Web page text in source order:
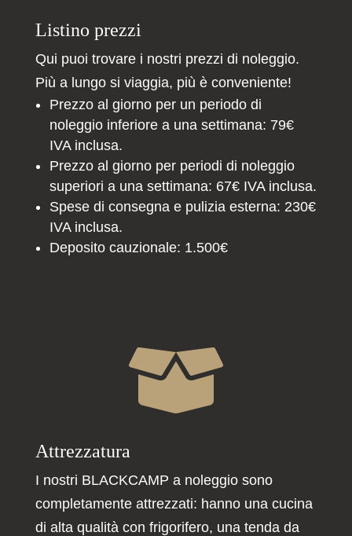
Listino prezzi
Qui puoi trovare i nostri prezzi di noleggio.
Più a lungo si viaggia, più è conveniente!
Prezzo al giorno per un periodo di
noleggio inferiore a una settimana: 79€
IVA inclusa.
Prezzo al giorno per periodi di noleggio
superiori a una settimana: 67€ IVA inclusa.
Spese di consegna e pulizia esterna: 230€
IVA inclusa.
Deposito cauzionale: 1.500€

Attrezzatura
I nostri BLACKCAMP a noleggio sono
completamente attrezzati: hanno una cucina
di alta qualità con frigorifero, una tenda da